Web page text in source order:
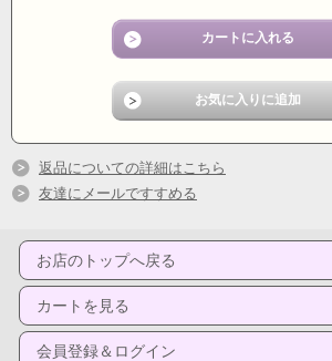
返品についての詳細はこちら
友達にメールですすめる
お店のトップへ戻る
カートを見る
会員登録＆ログイン